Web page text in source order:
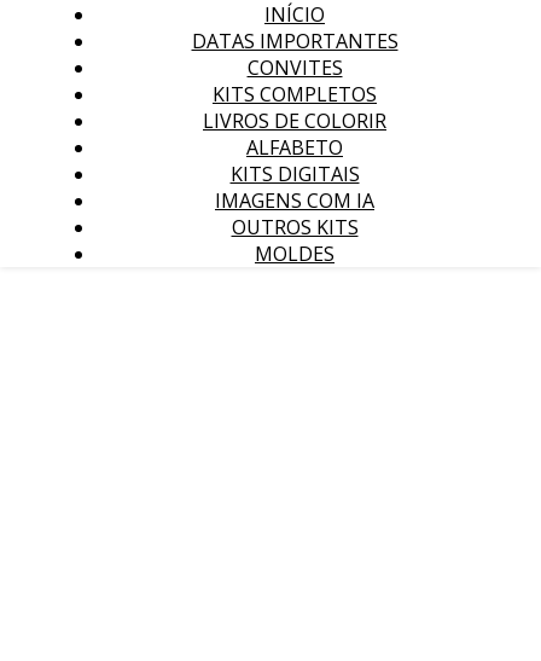
INÍCIO
DATAS IMPORTANTES
CONVITES
KITS COMPLETOS
LIVROS DE COLORIR
ALFABETO
KITS DIGITAIS
IMAGENS COM IA
OUTROS KITS
MOLDES